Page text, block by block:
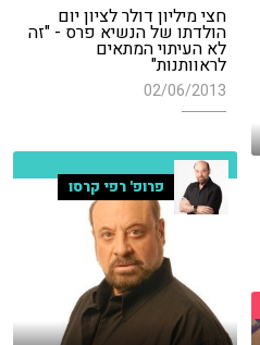
חצי מיליון דולר לציון יום
הולדתו של הנשיא פרס - "זה
לא העיתוי המתאים
לראוותנות"
02/06/2013
פרופ' רפי קרסו